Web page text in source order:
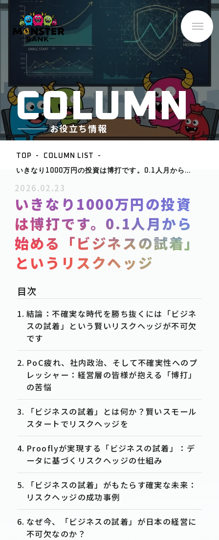
ABOUT-企業情報
SERVICE-サービス
POST
CASE-事例紹介
WHITE-PAPER
COLUMN-お役立ち情報
ACTION
CONTACT -お問合せ
DOWNLOAD
RECRUIT-求人情報
PRIVACY POLICY
COLUMN
お役立ち情報
TOP COLUMN LIST
いきなり1000万円の投資は博打です。0.1人月から始
2026.02.23
いきなり1000万円の投資
は博打です。0.1人月から
始める「ビジネスの試着」
というリスクヘッジ
結論：不確実な時代を勝ち抜くには「ビジネ
スの試着」という賢いリスクヘッジが不可欠
です
PoC疲れ、社内政治、そして不確実性へのプ
レッシャー：経営層の皆様が抱える「博打」
の苦悩
「ビジネスの試着」とは何か？賢いスモール
スタートでリスクヘッジを
Prooflyが実現する「ビジネスの試着」：デ
ータに基づくリスクヘッジの仕組み
「ビジネスの試着」がもたらす確実な未来：
リスクヘッジの成功事例
なぜ今、「ビジネスの試着」が日本の経営に
不可欠なのか？